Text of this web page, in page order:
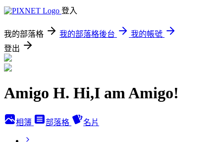
登入
我的部落格 我的部落格後台
我的帳號
登出
Amigo H. Hi,I am Amigo!
相簿 部落格 名片